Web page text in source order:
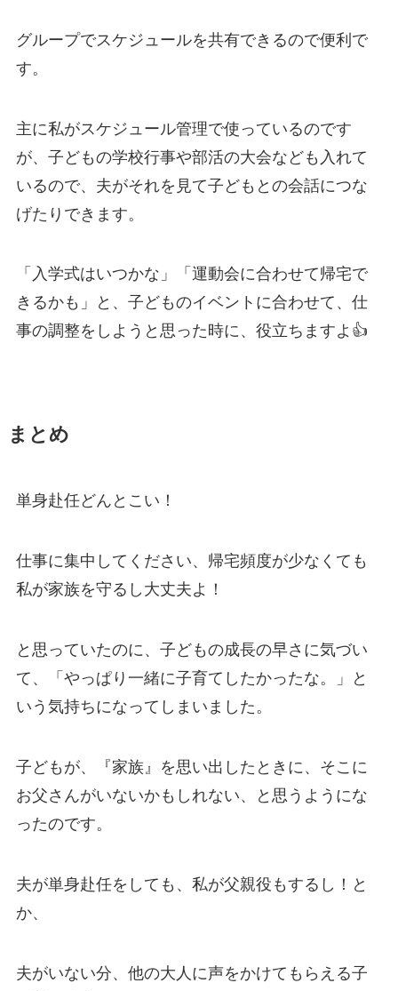
グループでスケジュールを共有できるので便利で
す。
主に私がスケジュール管理で使っているのです
が、子どもの学校行事や部活の大会なども入れて
いるので、夫がそれを見て子どもとの会話につな
げたりできます。
「入学式はいつかな」「運動会に合わせて帰宅で
きるかも」と、子どものイベントに合わせて、仕
事の調整をしようと思った時に、役立ちますよ👍
まとめ
単身赴任どんとこい！
仕事に集中してください、帰宅頻度が少なくても
私が家族を守るし大丈夫よ！
と思っていたのに、子どもの成長の早さに気づい
て、「やっぱり一緒に子育てしたかったな。」と
いう気持ちになってしまいました。
子どもが、『家族』を思い出したときに、そこに
お父さんがいないかもしれない、と思うようにな
ったのです。
夫が単身赴任をしても、私が父親役もするし！と
か、
夫がいない分、他の大人に声をかけてもらえる子